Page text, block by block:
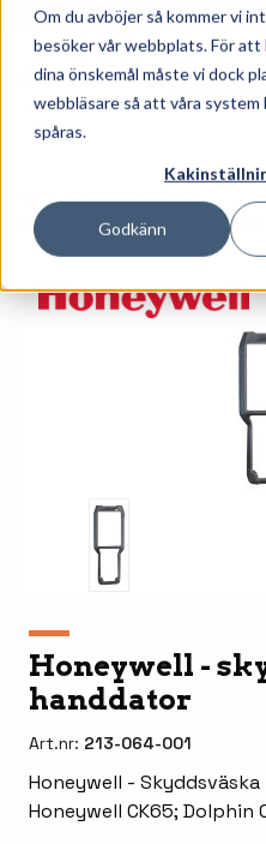
Om du avböjer så kommer vi
besöker vår webbplats. För
dina önskemål måste vi dock
webbläsare så att våra
spåras.
Godkänn
010-162 61 95
Startsida Handdatorer
Honeywell - Skyddsväska För
Honeywell -
handdator
Art.nr: 213-064-001
Honeywell -
Honeywell CK65; Dolphin